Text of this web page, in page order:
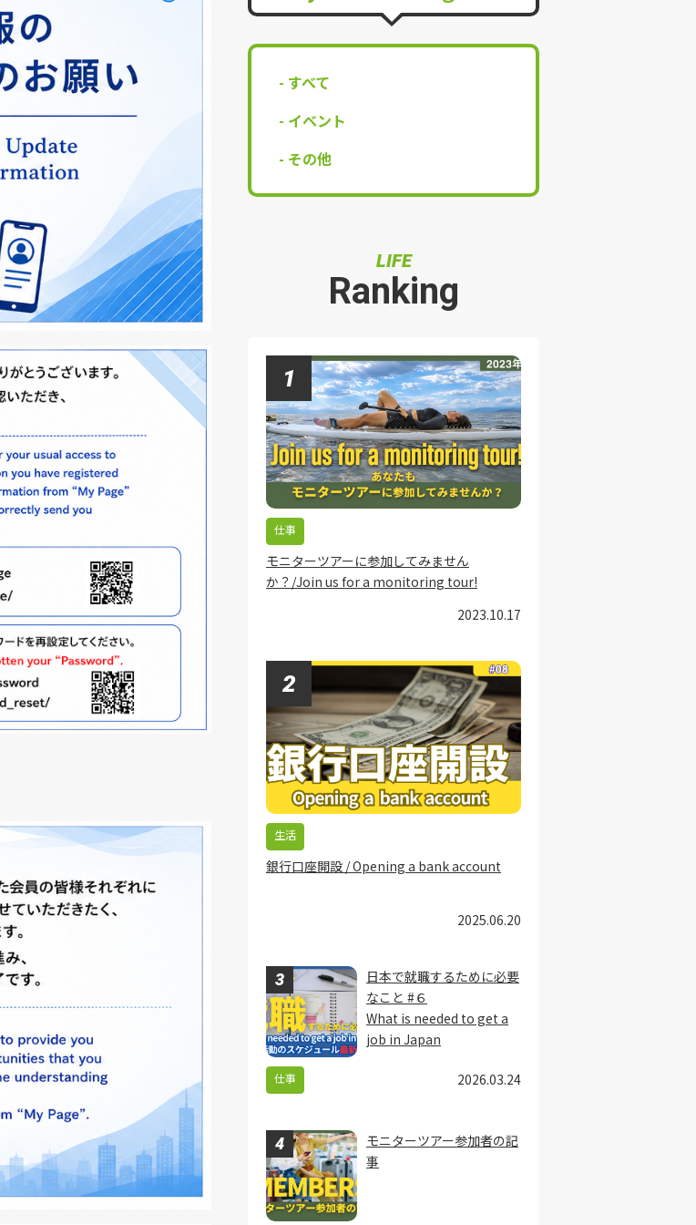
すべて
イベント
その他
LIFE
Ranking
仕事
モニターツアーに参加してみません
か？/Join us for a monitoring tour!
2023.10.17
生活
銀行口座開設 / Opening a bank account
2025.06.20
仕事
日本で就職するために必要
なこと #６
What is needed to get a
job in Japan
2026.03.24
モニターツアー参加者の記
事